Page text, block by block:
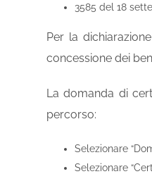
3585 del 18
Per la
concessione dei
La domanda di
percorso:
Selezionare
Selezionare